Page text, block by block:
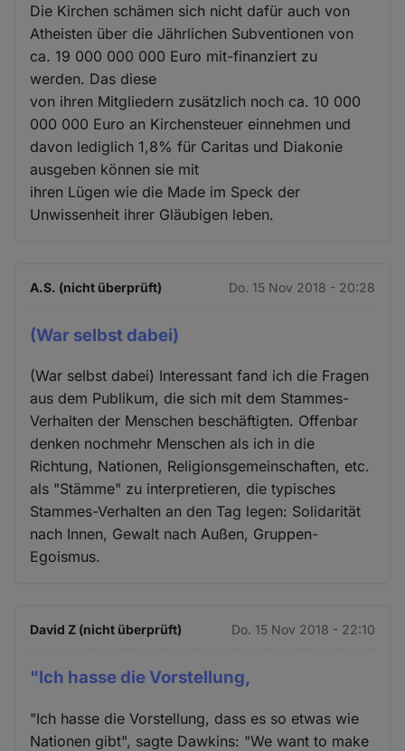
Die Kirchen schämen sich nicht dafür auch von
Atheisten über die Jährlichen Subventionen von
ca. 19 000 000 000 Euro mit-finanziert zu
werden. Das diese
von ihren Mitgliedern zusätzlich noch ca. 10 000
000 000 Euro an Kirchensteuer einnehmen und
davon lediglich 1,8% für Caritas und Diakonie
ausgeben können sie mit
ihren Lügen wie die Made im Speck der
Unwissenheit ihrer Gläubigen leben.
A.S. (nicht überprüft) Do. 15 Nov 2018 - 20:28
(War selbst dabei)
(War selbst dabei) Interessant fand ich die Fragen
aus dem Publikum, die sich mit dem Stammes-
Verhalten der Menschen beschäftigten. Offenbar
denken nochmehr Menschen als ich in die
Richtung, Nationen, Religionsgemeinschaften, etc.
als "Stämme" zu interpretieren, die typisches
Stammes-Verhalten an den Tag legen: Solidarität
nach Innen, Gewalt nach Außen, Gruppen-
Egoismus.
David Z (nicht überprüft) Do. 15 Nov 2018 - 22:10
"Ich hasse die Vorstellung,
"Ich hasse die Vorstellung, dass es so etwas wie
Nationen gibt", sagte Dawkins: "We want to make